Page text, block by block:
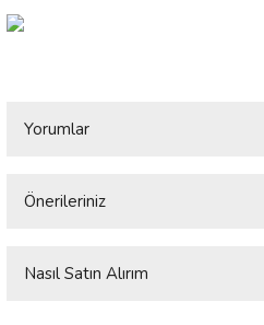
Yorumlar
Önerileriniz
yetersiz gördüğünüz noktaları öneri
Nasıl Satın Alırım